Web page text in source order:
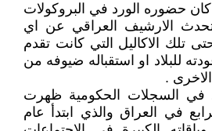
حضوره الورد في البروكولات
الارشيف العراقي عن اي
تلك الاكاليل التي كانت تقدم
للبلاد او استقباله ضيوفه من
.
في السجلات الحكومية ظهرت
في العراق والذي ابتدأ عام